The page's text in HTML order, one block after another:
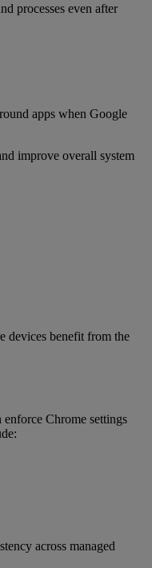
processes even after
apps when Google
improve overall system
devices benefit from the
Chrome settings
across managed